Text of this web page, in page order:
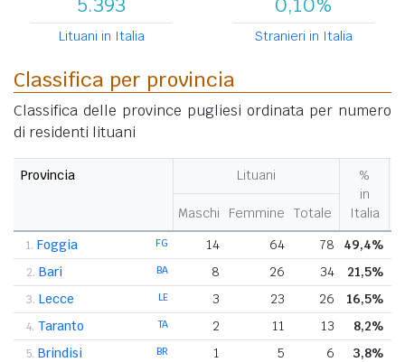
Lituani in Italia Stranieri in Italia
Classifica per provincia
Classifica delle province pugliesi ordinata per numero
di residenti lituani
Provincia Lituani
%
in
Italia
Maschi Femmine Totale
1. FG
Foggia 14 64 78 49,4%
2. BA
Bari 8 26 34 21,5%
3. LE
Lecce 3 23 26 16,5%
4. TA
Taranto 2 11 13 8,2%
5. BR
Brindisi 1 5 6 3,8%